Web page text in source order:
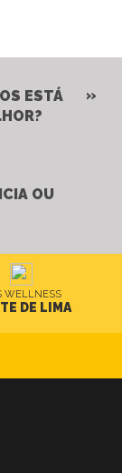
ESTÁ
OU
WELLNESS
DE LIMA